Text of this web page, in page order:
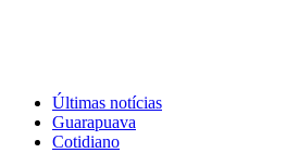
Últimas notícias
Guarapuava
Cotidiano